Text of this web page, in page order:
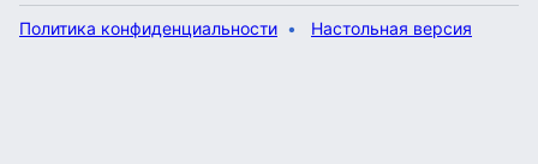
Политика конфиденциальности Настольная версия